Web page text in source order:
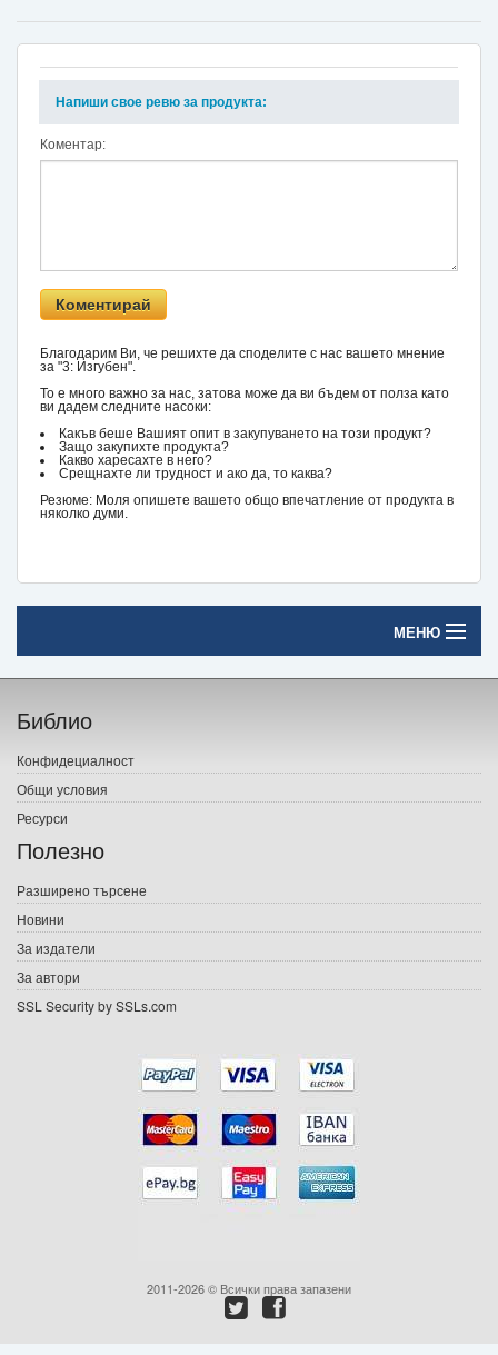
Напиши свое ревю за продукта:
Коментар:
Благодарим Ви, че решихте да споделите с нас вашето мнение
за "3: Изгубен".
То е много важно за нас, затова може да ви бъдем от полза като
ви дадем следните насоки:
Какъв беше Вашият опит в закупуването на този продукт?
Защо закупихте продукта?
Какво харесахте в него?
Срещнахте ли трудност и ако да, то каква?
Резюме: Моля опишете вашето общо впечатление от продукта в
няколко думи.
МЕНЮ
Начало
Печатни книги
Електронни книги
Е-списания
Подаръци
Ваучери
Промоции
Библио
Конфидециалност
Общи условия
Ресурси
Полезно
Разширено търсене
Новини
За издатели
За автори
SSL Security by SSLs.com
2011-2026 © Всички права запазени